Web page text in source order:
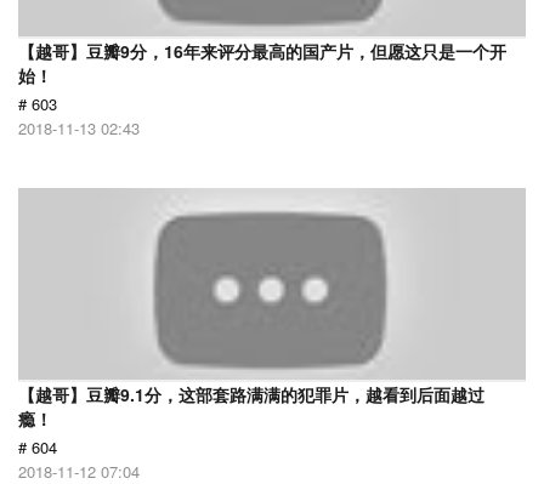
【越哥】豆瓣9分，16年来评分最高的国产片，但愿这只是一个开
始！
# 603
2018-11-13 02:43
【越哥】豆瓣9.1分，这部套路满满的犯罪片，越看到后面越过
瘾！
# 604
2018-11-12 07:04